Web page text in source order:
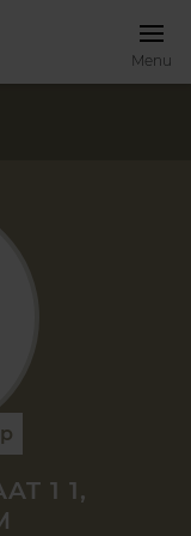
Menu
1 1,